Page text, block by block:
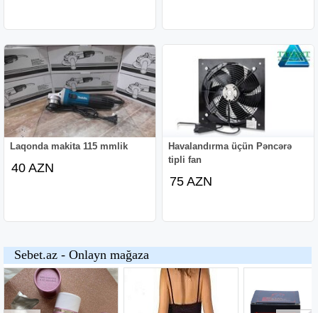
Laqonda makita 115 mmlik
40 AZN
Havalandırma üçün Pəncərə
tipli fan
75 AZN